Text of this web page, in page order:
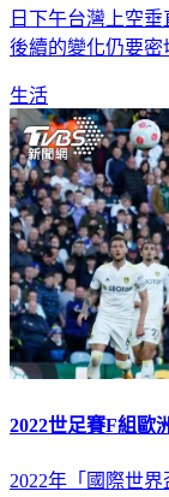
日下午台灣上空
後續的變化仍要密
生活
2022世足賽F組
2022年「國際世